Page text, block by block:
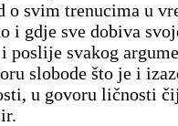
o svim trenucima u
i gdje sve dobiva
poslije svakog
slobode što je i
u govoru ličnosti